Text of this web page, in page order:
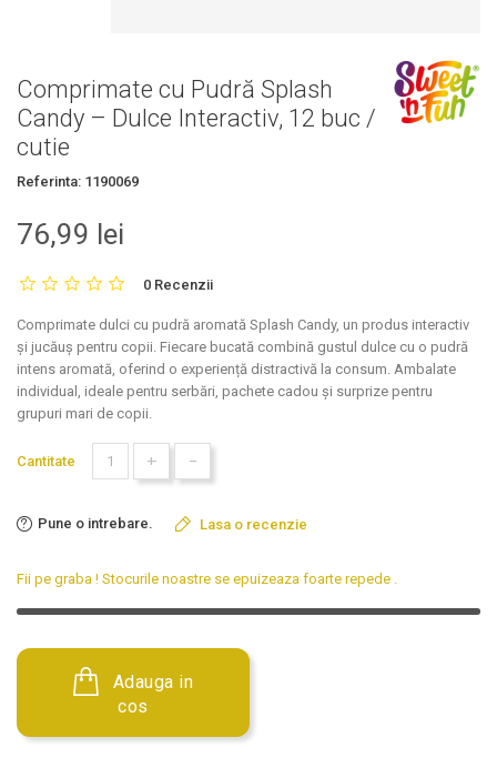
Comprimate cu Pudră Splash
Candy – Dulce Interactiv, 12 buc /
cutie
Referinta: 1190069
76,99 lei
0 Recenzii
Comprimate dulci cu pudră aromată Splash Candy, un produs interactiv
și jucăuș pentru copii. Fiecare bucată combină gustul dulce cu o pudră
intens aromată, oferind o experiență distractivă la consum. Ambalate
individual, ideale pentru serbări, pachete cadou și surprize pentru
grupuri mari de copii.
Cantitate + -
Pune o intrebare. Lasa o recenzie
Fii pe graba ! Stocurile noastre se epuizeaza foarte repede
cos